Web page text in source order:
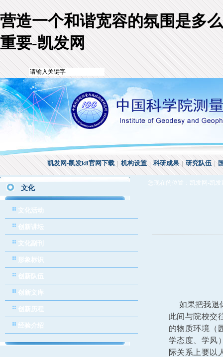
营造一个和谐宽容的氛围是多么
重要-凯发网
凯发网-凯发k8官网下载|机构设置|科研成果|研究队伍|
文化
文化活动
创新讲坛
文化副刊
形象标识
创新队伍
创新文库
创新历程
经验介绍
您现在的位置： 凯发网-凯
如果把我退
此间与院校交
的物质环境（
学态度、学风
际关系上要以